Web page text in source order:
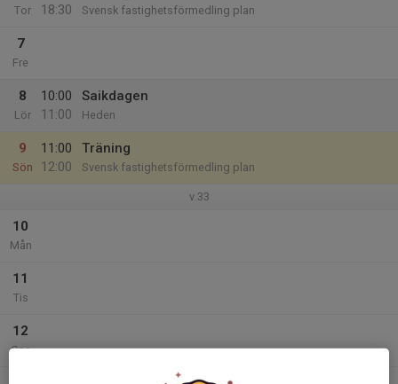
Tor
18:30
Svensk fastighetsförmedling plan
7
Fre
8
Lör
10:00
11:00
Saikdagen
Heden
9
Sön
11:00
12:00
Träning
Svensk fastighetsförmedling plan
v.33
10
Mån
11
Tis
12
Ons